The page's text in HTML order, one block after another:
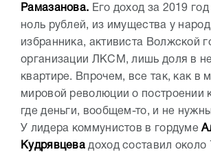
Рамазанова. Его доход за 2019 год
ноль рублей, из имущества у
избранника, активиста Волжской
организации ЛКСМ, лишь доля в
квартире. Впрочем, все так, как в
мировой революции о построении
где деньги, вообщем-то, и не
У лидера коммунистов в гордуме
Кудрявцева доход составил около